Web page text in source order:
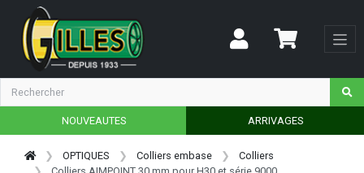
NOUVEAUTES ARRIVAGES
OPTIQUES Colliers embase
Colliers
Colliers AIMPOINT 30 mm pour H30 et série 9000